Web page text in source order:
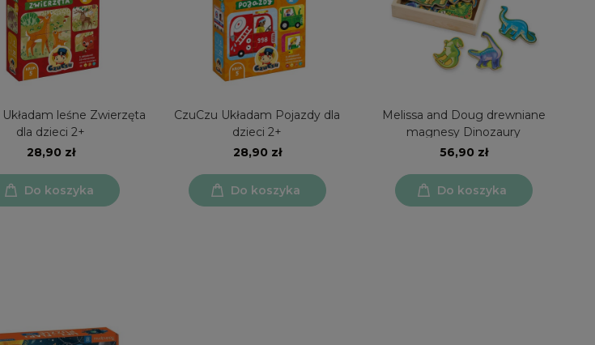
leśne Zwierzęta
dla dzieci 2+
28,90 zł
Do koszyka
CzuCzu Układam Pojazdy dla
dzieci 2+
28,90 zł
Do koszyka
Melissa and Doug drewniane
magnesy Dinozaury
56,90 zł
Do koszyka